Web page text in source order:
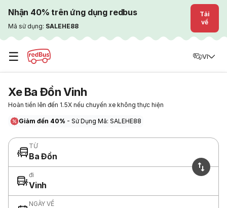
Nhận 40% trên ứng dụng redbus
Mã sử dụng: SALEHE88
Tải
về
☰ VI
Xe Ba Đồn Vinh
Hoàn tiền lên đến 1.5X nếu chuyến xe không thực hiện
Giảm đến 40% - Sử Dụng Mã: SALEHE88
TỪ
Ba Đồn
đi
Vinh
NGÀY VỀ